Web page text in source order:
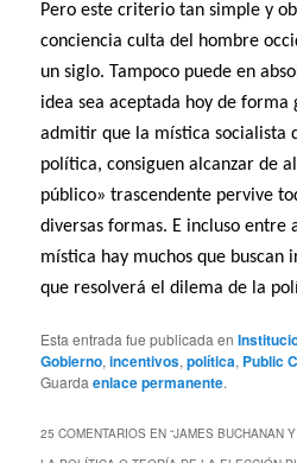
Pero este criterio tan simple y
conciencia culta del hombre
un siglo. Tampoco puede en
idea sea aceptada hoy de forma
admitir que la mística socialista
política, consiguen alcanzar de
público» trascendente pervive
diversas formas. E incluso entre
mística hay muchos que buscan
que resolverá el dilema de la
Esta entrada fue publicada en
Gobierno,incentivos,política, Public
Guardaenlace permanente.
25 COMENTARIOS EN “JAMES BUCHANAN